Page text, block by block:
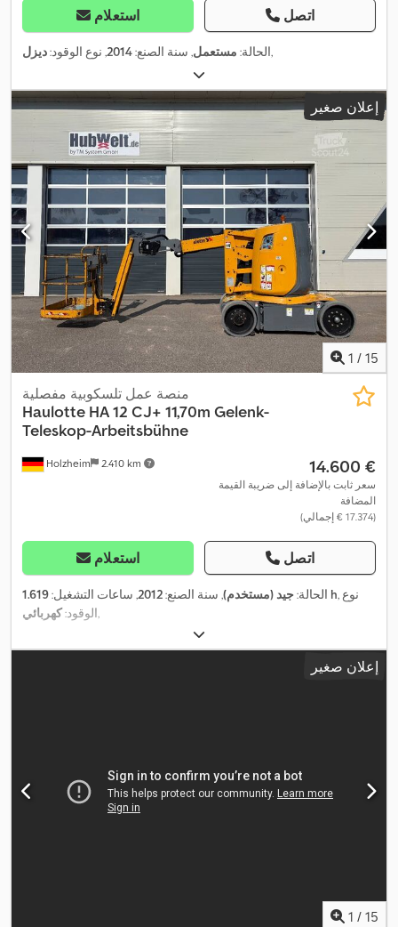
استعلام اتصل
الحالة: مستعمل, سنة الصنع:2014, نوع الوقود:ديزل ,
إعلان صغير
1 / 15
Holzheim 2.410 km
منصة عمل تلسكوبية مفصلية
Haulotte HA 12 CJ+ 11,70m Gelenk-
Teleskop-Arbeitsbühne
‏14.600 €
سعر ثابت بالإضافة إلى ضريبة القيمة
المضافة
(‏17.374 € إجمالي)
استعلام اتصل
الحالة:جيد (مستخدم), سنة الصنع:2012, ساعات التشغيل: 1.619 h, نوع
الوقود:كهربائي ,
إعلان صغير
1 / 15